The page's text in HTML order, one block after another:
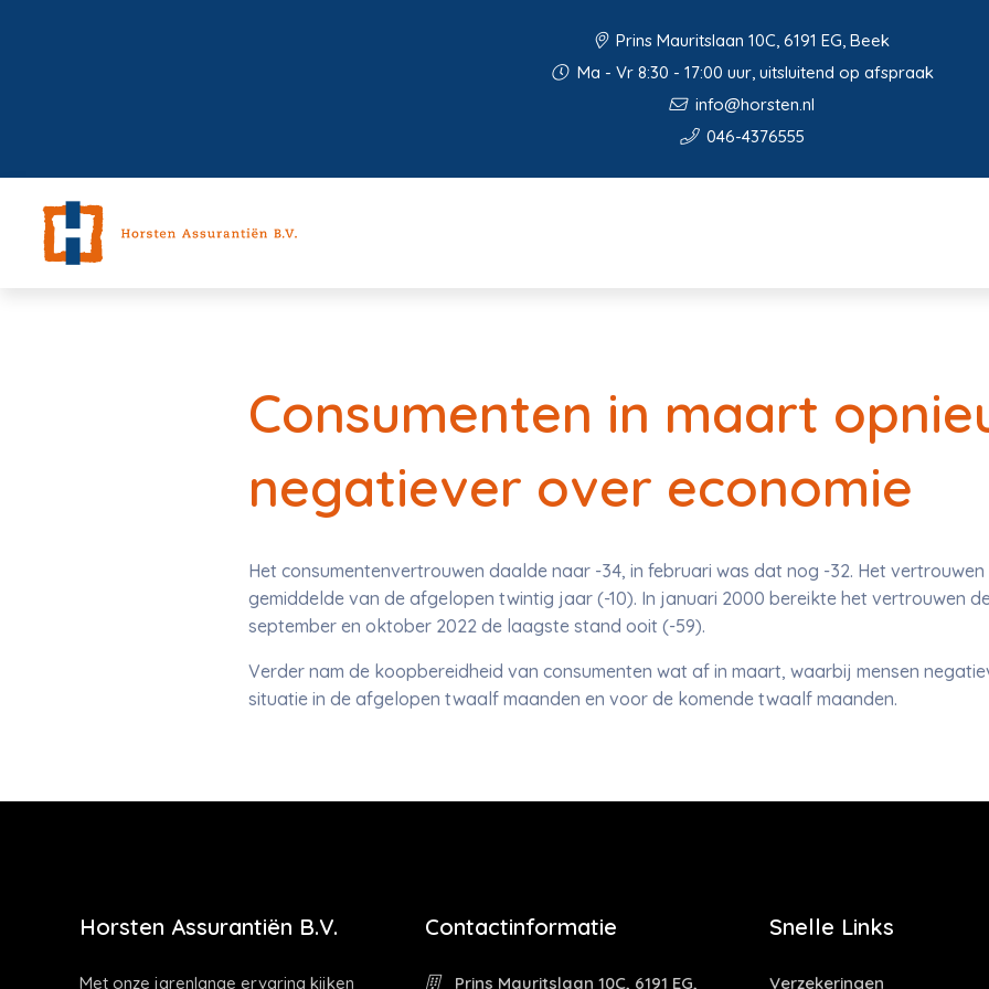
Prins Mauritslaan 10C, 6191 EG, Beek
Ma - Vr 8:30 - 17:00 uur, uitsluitend op afspraak
info@horsten.nl
046-4376555
Consumenten in maart
negatiever over economie
Het consumentenvertrouwen daalde naar -34, in februari was dat nog -32. Het
gemiddelde van de afgelopen twintig jaar (-10). In januari 2000 bereikte het vertrouwen
september en oktober 2022 de laagste stand ooit (-59).
Verder nam de koopbereidheid van consumenten wat af in maart, waarbij mensen
situatie in de afgelopen twaalf maanden en voor de komende twaalf maanden.
Horsten Assurantiën B.V.
Met onze jarenlange ervaring kijken
Contactinformatie
Prins Mauritslaan 10C, 6191 EG,
Snelle Links
Verzekeringen